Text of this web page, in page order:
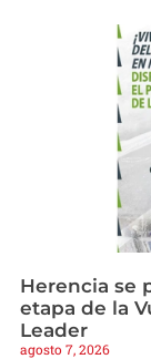
Herencia se
etapa de la
Leader
agosto 7, 2026